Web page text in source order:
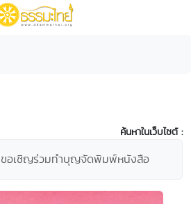
ค้นหาในเว็บไซต์ :
ขอเชิญร่วมทำบุญจัดพิมพ์หนังสือ